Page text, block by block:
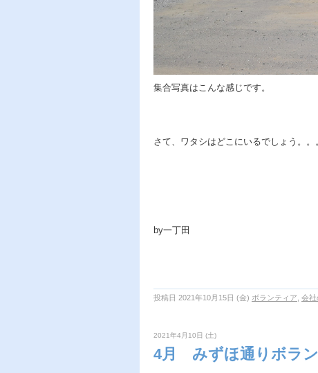
集合写真はこんな感じです。
さて、ワタシはどこにいるでしょう。
by一丁田
投稿日 2021年10月15日 (金) ボランティア 会社
2021年4月10日 (土)
4月 みずほ通りボラ